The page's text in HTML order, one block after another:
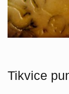
Tikvice